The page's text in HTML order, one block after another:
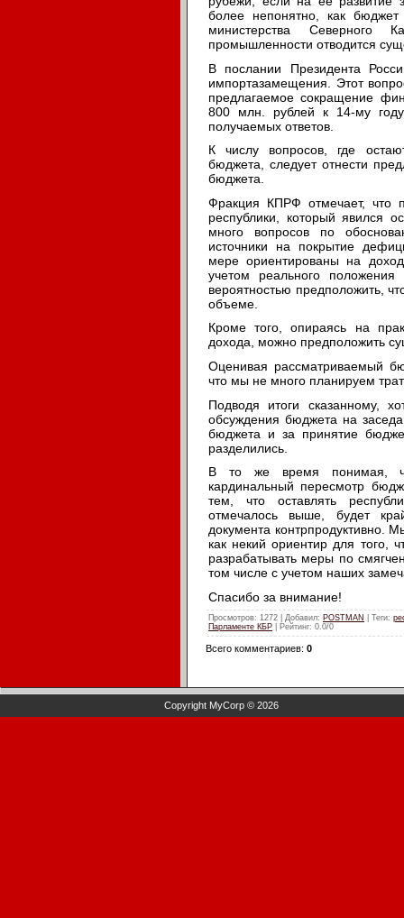
более непонятно, как
министерства Северного
промышленности отводится
В послании Президента
импортазамещения. Этот
предлагаемое сокращение
800 млн. рублей к 14-му
получаемых ответов.
К числу вопросов, где
бюджета, следует отнести
бюджета.
Фракция КПРФ отмечает, что
республики, который явился
много вопросов по
источники на покрытие
мере ориентированы на
учетом реального
вероятностью предположить,
объеме.
Кроме того, опираясь на
дохода, можно предположить
Оценивая рассматриваемый
что мы не много планируем
Подводя итоги сказанному,
обсуждения бюджета на
бюджета и за принятие
разделились.
В то же время понимая,
кардинальный пересмотр
тем, что оставлять
отмечалось выше, будет
документа контрпродуктивно.
как некий ориентир для того,
разрабатывать меры по
том числе с учетом наших
Спасибо за внимание!
Просмотров: 1272 | Добавил: POSTMAN Теги:
Парламенте КБР
Рейтинг: 0.0/0
Всего комментариев: 0
Copyright MyCorp © 2026